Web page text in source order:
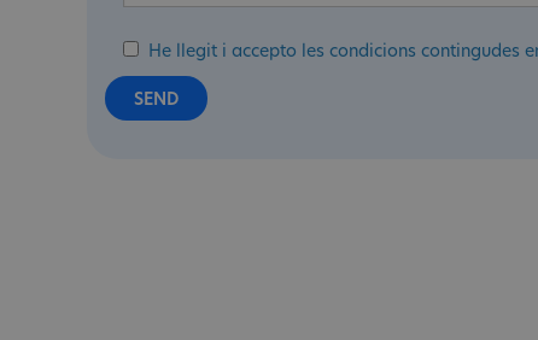
He llegit i accepto les condicions contingudes